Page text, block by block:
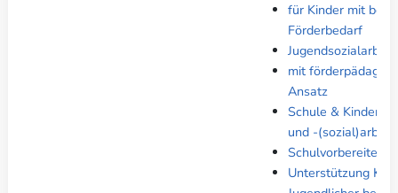
für Kinder mit
Förderbedarf
mit
Ansatz
Schule & Kinder-/
und -(sozial)arbeit
Unterstützung